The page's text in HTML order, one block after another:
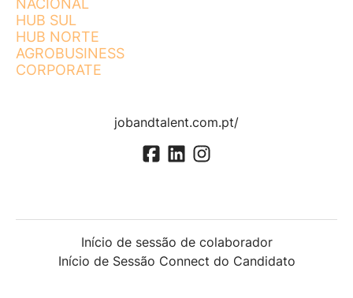
NACIONAL
HUB SUL
HUB NORTE
AGROBUSINESS
CORPORATE
jobandtalent.com.pt/
Início de sessão de colaborador
Início de Sessão Connect do Candidato